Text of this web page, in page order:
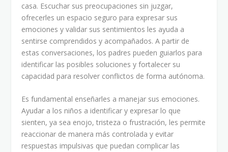
casa. Escuchar sus preocupaciones sin juzgar,
ofrecerles un espacio seguro para expresar sus
emociones y validar sus sentimientos les ayuda a
sentirse comprendidos y acompañados. A partir de
estas conversaciones, los padres pueden guiarlos para
identificar las posibles soluciones y fortalecer su
capacidad para resolver conflictos de forma autónoma.
Es fundamental enseñarles a manejar sus emociones.
Ayudar a los niños a identificar y expresar lo que
sienten, ya sea enojo, tristeza o frustración, les permite
reaccionar de manera más controlada y evitar
respuestas impulsivas que puedan complicar las